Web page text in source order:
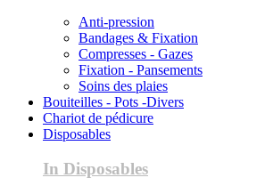
Anti-pression
Bandages & Fixation
Compresses - Gazes
Fixation - Pansements
Soins des plaies
Bouiteilles - Pots -Divers
Chariot de pédicure
Disposables
In Disposables